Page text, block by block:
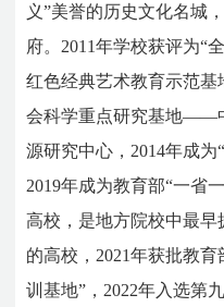
义”美誉的历史文化名城
府。2011年学校获评为“
红色经典艺术教育示范基
会科学重点研究基地——
源研究中心，2014年成为
2019年成为教育部“一省
高校，是地方院校中最
的高校，2021年获批教
训基地”，2022年入选第